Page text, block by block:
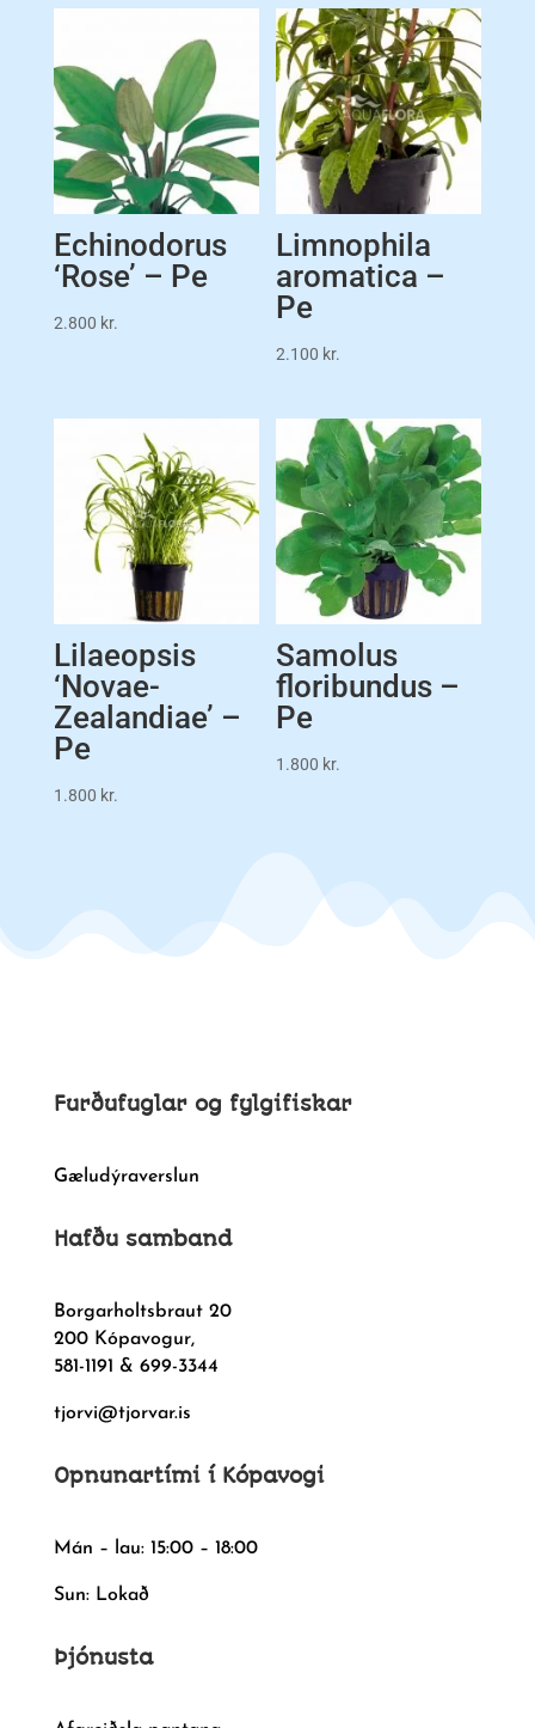
Echinodorus
‘Rose’ – Pe
2.800 kr.
Limnophila
aromatica –
Pe
2.100 kr.
Lilaeopsis
‘Novae-
Zealandiae’ –
Pe
1.800 kr.
Samolus
floribundus –
Pe
1.800 kr.
Furðufuglar og fylgifiskar
Gæludýraverslun
Hafðu samband
Borgarholtsbraut 20
200 Kópavogur,
581-1191 & 699-3344
tjorvi@tjorvar.is
Opnunartími í Kópavogi
Mán – lau: 15:00 – 18:00
Sun: Lokað
Þjónusta